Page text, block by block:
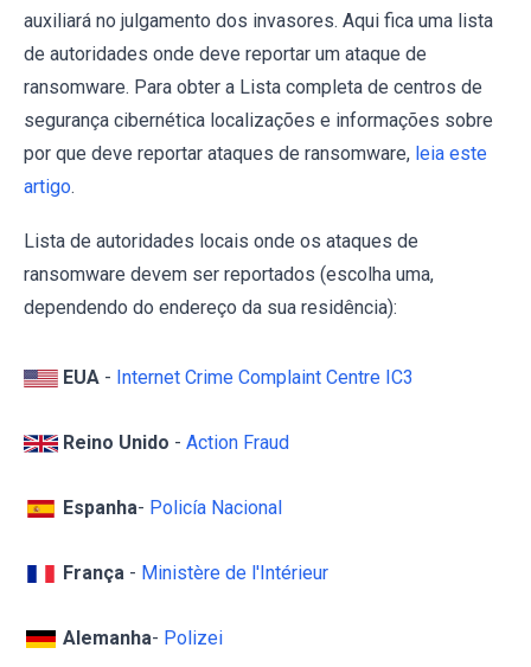
auxiliará no julgamento dos invasores. Aqui fica uma lista
de autoridades onde deve reportar um ataque de
ransomware. Para obter a Lista completa de centros de
segurança cibernética localizações e informações sobre
por que deve reportar ataques de ransomware, leia este
artigo.
Lista de autoridades locais onde os ataques de
ransomware devem ser reportados (escolha uma,
dependendo do endereço da sua residência):
EUA - Internet Crime Complaint Centre IC3
Reino Unido - Action Fraud
Espanha- Policía Nacional
França - Ministère de l'Intérieur
Alemanha- Polizei